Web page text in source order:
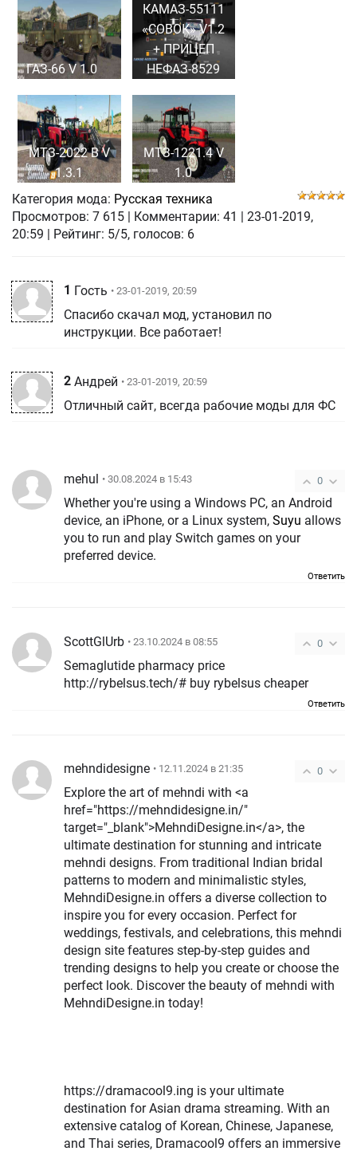
ГАЗ-66 V 1.0
КАМАЗ-55111
«СОВОК» V1.2
+ ПРИЦЕП
НЕФАЗ-8529
МТЗ-2022 В V
1.3.1
МТЗ-1221.4 V
1.0
Категория мода: Русская техника
Просмотров: 7 615 Комментарии: 41
23-01-2019,
20:59
| Рейтинг: 5/5, голосов: 6
1 Гость • 23-01-2019, 20:59
Спасибо скачал мод, установил по
инструкции. Все работает!
2 Андрей • 23-01-2019, 20:59
Отличный сайт, всегда рабочие моды для ФС
0
mehul • 30.08.2024 в 15:43
Whether you're using a Windows PC, an Android
device, an iPhone, or a Linux system, Suyu allows
you to run and play Switch games on your
preferred device.
Ответить
0
ScottGlUrb • 23.10.2024 в 08:55
Semaglutide pharmacy price
http://rybelsus.tech/# buy rybelsus cheaper
Ответить
0
mehndidesigne • 12.11.2024 в 21:35
Explore the art of mehndi with <a
href="https://mehndidesigne.in/"
target="_blank">MehndiDesigne.in</a>, the
ultimate destination for stunning and intricate
mehndi designs. From traditional Indian bridal
patterns to modern and minimalistic styles,
MehndiDesigne.in offers a diverse collection to
inspire you for every occasion. Perfect for
weddings, festivals, and celebrations, this mehndi
design site features step-by-step guides and
trending designs to help you create or choose the
perfect look. Discover the beauty of mehndi with
MehndiDesigne.in today!
https://dramacool9.ing is your ultimate
destination for Asian drama streaming. With an
extensive catalog of Korean, Chinese, Japanese,
and Thai series, Dramacool9 offers an immersive